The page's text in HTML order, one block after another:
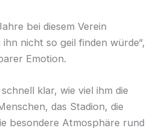
bei diesem Verein
nicht so geil finden würde“,
Emotion.
klar, wie viel ihm die
das Stadion, die
besondere Atmosphäre rund